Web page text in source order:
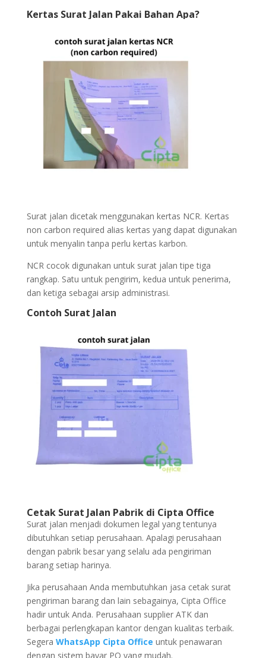
Kertas Surat Jalan Pakai Bahan Apa?
Surat jalan dicetak menggunakan kertas NCR. Kertas
non carbon required alias kertas yang dapat digunakan
untuk menyalin tanpa perlu kertas karbon.
NCR cocok digunakan untuk surat jalan tipe tiga
rangkap. Satu untuk pengirim, kedua untuk penerima,
dan ketiga sebagai arsip administrasi.
Contoh Surat Jalan
Cetak Surat Jalan Pabrik di Cipta Office
Surat jalan menjadi dokumen legal yang tentunya
dibutuhkan setiap perusahaan. Apalagi perusahaan
dengan pabrik besar yang selalu ada pengiriman
barang setiap harinya.
Jika perusahaan Anda membutuhkan jasa cetak surat
pengiriman barang dan lain sebagainya, Cipta Office
hadir untuk Anda. Perusahaan supplier ATK dan
berbagai perlengkapan kantor dengan kualitas terbaik.
Segera WhatsApp Cipta Office untuk penawaran
dengan sistem bayar PO yang mudah.